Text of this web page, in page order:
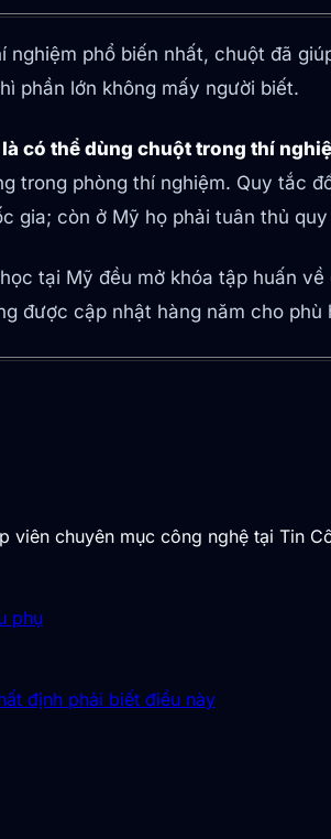
phổ biến nhất, chuột đã
phần lớn không mấy người biết.
có thể dùng chuột trong thí
trong phòng thí nghiệm. Quy tắc
gia; còn ở Mỹ họ phải tuân thủ
tại Mỹ đều mở khóa tập huấn
được cập nhật hàng năm cho
viên chuyên mục công nghệ tại Tin
phụ
định phải biết điều này